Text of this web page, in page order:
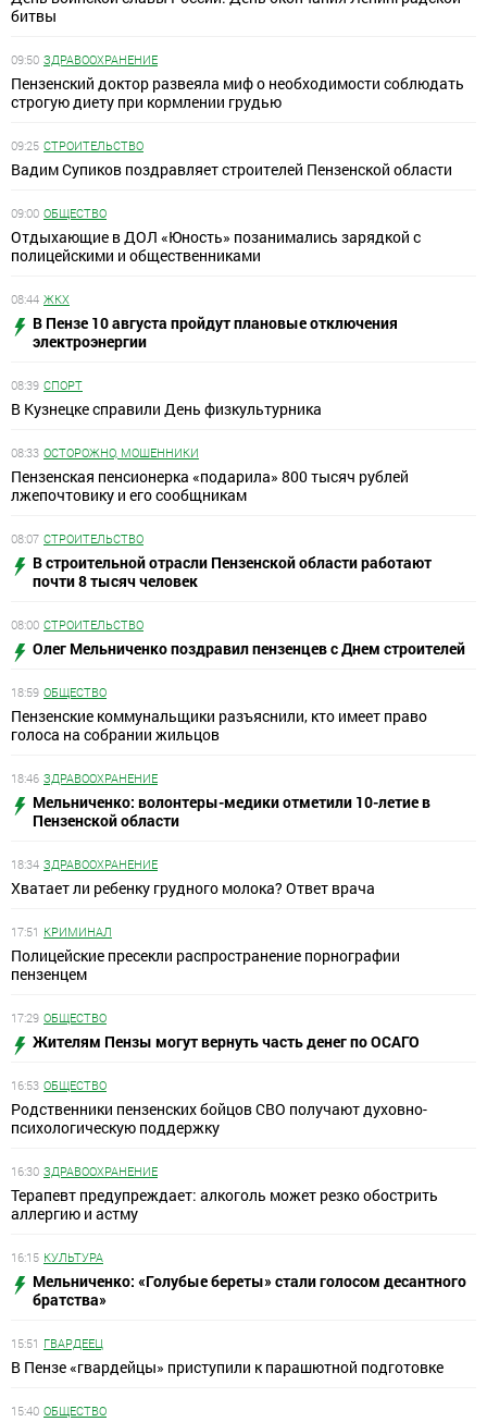
битвы
09:50 ЗДРАВООХРАНЕНИЕ
Пензенский доктор развеяла миф о необходимости соблюдать
строгую диету при кормлении грудью
09:25 СТРОИТЕЛЬСТВО
Вадим Супиков поздравляет строителей Пензенской области
09:00 ОБЩЕСТВО
Отдыхающие в ДОЛ «Юность» позанимались зарядкой с
полицейскими и общественниками
08:44 ЖКХ
В Пензе 10 августа пройдут плановые отключения
электроэнергии
08:39 СПОРТ
В Кузнецке справили День физкультурника
08:33 ОСТОРОЖНО, МОШЕННИКИ
Пензенская пенсионерка «подарила» 800 тысяч рублей
лжепочтовику и его сообщникам
08:07 СТРОИТЕЛЬСТВО
В строительной отрасли Пензенской области работают
почти 8 тысяч человек
08:00 СТРОИТЕЛЬСТВО
Олег Мельниченко поздравил пензенцев с Днем строителей
18:59 ОБЩЕСТВО
Пензенские коммунальщики разъяснили, кто имеет право
голоса на собрании жильцов
18:46 ЗДРАВООХРАНЕНИЕ
Мельниченко: волонтеры-медики отметили 10-летие в
Пензенской области
18:34 ЗДРАВООХРАНЕНИЕ
Хватает ли ребенку грудного молока? Ответ врача
17:51 КРИМИНАЛ
Полицейские пресекли распространение порнографии
пензенцем
17:29 ОБЩЕСТВО
Жителям Пензы могут вернуть часть денег по ОСАГО
16:53 ОБЩЕСТВО
Родственники пензенских бойцов СВО получают духовно-
психологическую поддержку
16:30 ЗДРАВООХРАНЕНИЕ
Терапевт предупреждает: алкоголь может резко обострить
аллергию и астму
16:15 КУЛЬТУРА
Мельниченко: «Голубые береты» стали голосом десантного
братства»
15:51 ГВАРДЕЕЦ
В Пензе «гвардейцы» приступили к парашютной подготовке
15:40 ОБЩЕСТВО